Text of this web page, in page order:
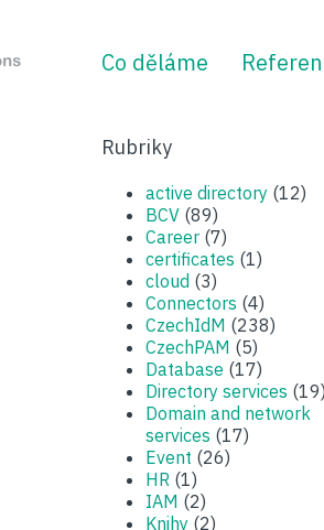
Co děláme
Rubriky
active directory (12)
BCV (89)
Career (7)
certificates (1)
cloud (3)
Connectors (4)
CzechIdM (238)
CzechPAM (5)
Database (17)
Directory services (19)
Domain and network
services (17)
Event (26)
HR (1)
IAM (2)
Knihy (2)